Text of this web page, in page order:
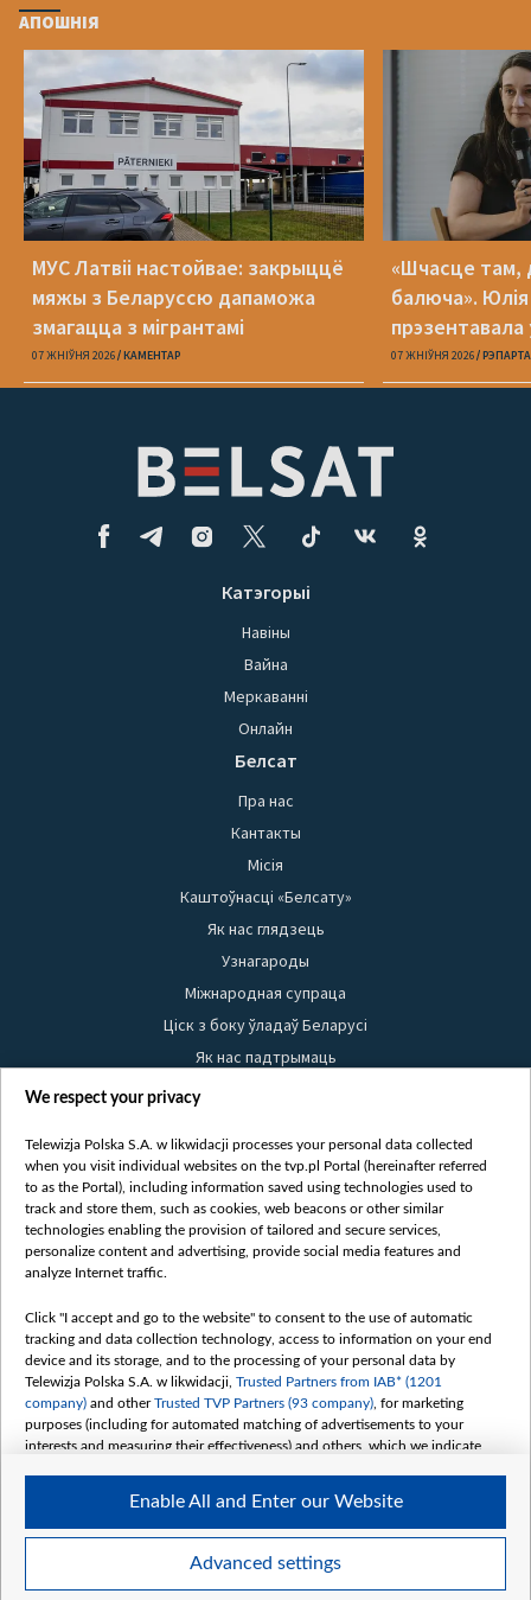
АПОШНІЯ
МУС Латвіі настойвае: закрыццё
мяжы з Беларуссю дапаможа
змагацца з мігрантамі
07 ЖНІЎНЯ 2026 КАМЕНТАР
«Шчасце там,
балюча».
«Пока я
07 ЖНІЎНЯ 2026
Катэгорыі
Навіны
Вайна
Меркаванні
Онлайн
Белсат
Пра нас
Кантакты
Місія
Каштоўнасці «Белсату»
Як нас глядзець
Узнагароды
Міжнародная супраца
Ціск з боку ўладаў Беларусі
Як нас падтрымаць
Правілы выкарыстання матэрыялаў
Бяспека
Youtube
Белсат news
Белсат Shorts
Жэстачайшы мульт
Belsat English
Biełsat PL
Белсат Now
Белсат History
Белсат Music
Белсат Doc
My consents
We respect your privacy
Telewizja Polska S.A. w likwidacji processes your personal data collected
when you visit individual websites on the tvp.pl Portal (hereinafter referred
to as the Portal), including information saved using technologies used to
track and store them, such as cookies, web beacons or other similar
technologies enabling the provision of tailored and secure services,
personalize content and advertising, provide social media features and
analyze Internet traffic.
Click "I accept and go to the website" to consent to the use of automatic
tracking and data collection technology, access to information on your end
device and its storage, and to the processing of your personal data by
Telewizja Polska S.A. w likwidacji, Trusted Partners from IAB* (1201
company) and otherTrusted TVP Partners (93 company) , for marketing
purposes (including for automated matching of advertisements to your
interests and measuring their effectiveness) and others, which we indicate
The purposes of processing your data by TVP S.A. w likwidacji are as
follows:
Use limited data to select advertising
Create profiles for personalised advertising
Advanced settings
Enable All and Enter our Website